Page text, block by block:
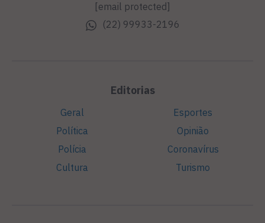
[email protected]
(22) 99933-2196
Editorias
Geral
Política
Polícia
Cultura
Esportes
Opinião
Coronavírus
Turismo